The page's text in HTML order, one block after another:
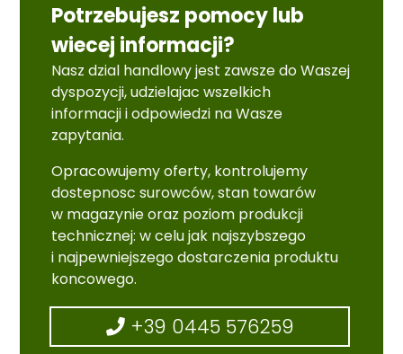
Potrzebujesz pomocy lub
wiecej informacji?
Nasz dzial handlowy jest zawsze do Waszej
dyspozycji, udzielajac wszelkich
informacji i odpowiedzi na Wasze
zapytania.
Opracowujemy oferty, kontrolujemy
dostepnosc surowców, stan towarów
w magazynie oraz poziom produkcji
technicznej: w celu jak najszybszego
i najpewniejszego dostarczenia produktu
koncowego.
+39 0445 576259